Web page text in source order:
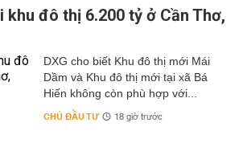
khu đô thị 6.200 tỷ ở Cần Thơ,
DXG cho biết Khu đô thị mới Mái
Dầm và Khu đô thị mới tại xã Bá
Hiến không còn phù hợp với...
CHỦ ĐẦU TƯ 18 giờ trước